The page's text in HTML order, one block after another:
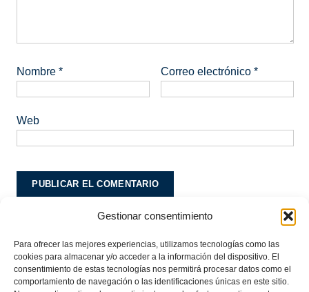
Gestionar consentimiento
Para ofrecer las mejores experiencias, utilizamos tecnologías como las
cookies para almacenar y/o acceder a la información del dispositivo. El
consentimiento de estas tecnologías nos permitirá procesar datos como el
comportamiento de navegación o las identificaciones únicas en este sitio.
Nombre* Correo electrónico*
Web
Este sitio usa Akismet para reducir el spam.